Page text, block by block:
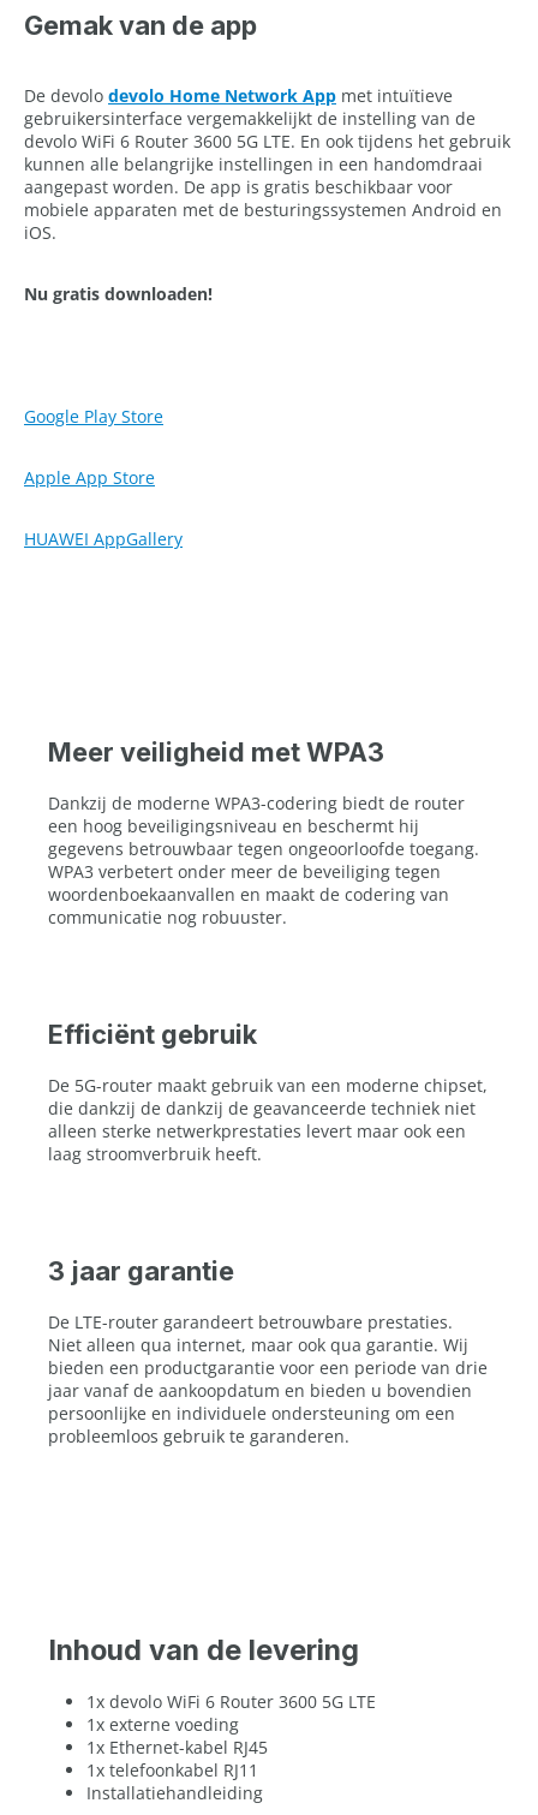
Gemak van de app
De devolo devolo Home Network App met intuïtieve
gebruikersinterface vergemakkelijkt de instelling van de
devolo WiFi 6 Router 3600 5G LTE. En ook tijdens het gebruik
kunnen alle belangrijke instellingen in een handomdraai
aangepast worden. De app is gratis beschikbaar voor
mobiele apparaten met de besturingssystemen Android en
iOS.
Nu gratis downloaden!
Google Play Store
Apple App Store
HUAWEI AppGallery
Meer veiligheid met WPA3
Dankzij de moderne WPA3-codering biedt de router
een hoog beveiligingsniveau en beschermt hij
gegevens betrouwbaar tegen ongeoorloofde toegang.
WPA3 verbetert onder meer de beveiliging tegen
woordenboekaanvallen en maakt de codering van
communicatie nog robuuster.
Efficiënt gebruik
De 5G-router maakt gebruik van een moderne chipset,
die dankzij de dankzij de geavanceerde techniek niet
alleen sterke netwerkprestaties levert maar ook een
laag stroomverbruik heeft.
3 jaar garantie
De LTE-router garandeert betrouwbare prestaties.
Niet alleen qua internet, maar ook qua garantie. Wij
bieden een productgarantie voor een periode van drie
jaar vanaf de aankoopdatum en bieden u bovendien
persoonlijke en individuele ondersteuning om een
probleemloos gebruik te garanderen.
Inhoud van de levering
1x devolo WiFi 6 Router 3600 5G LTE
1x externe voeding
1x Ethernet-kabel RJ45
1x telefoonkabel RJ11
Installatiehandleiding